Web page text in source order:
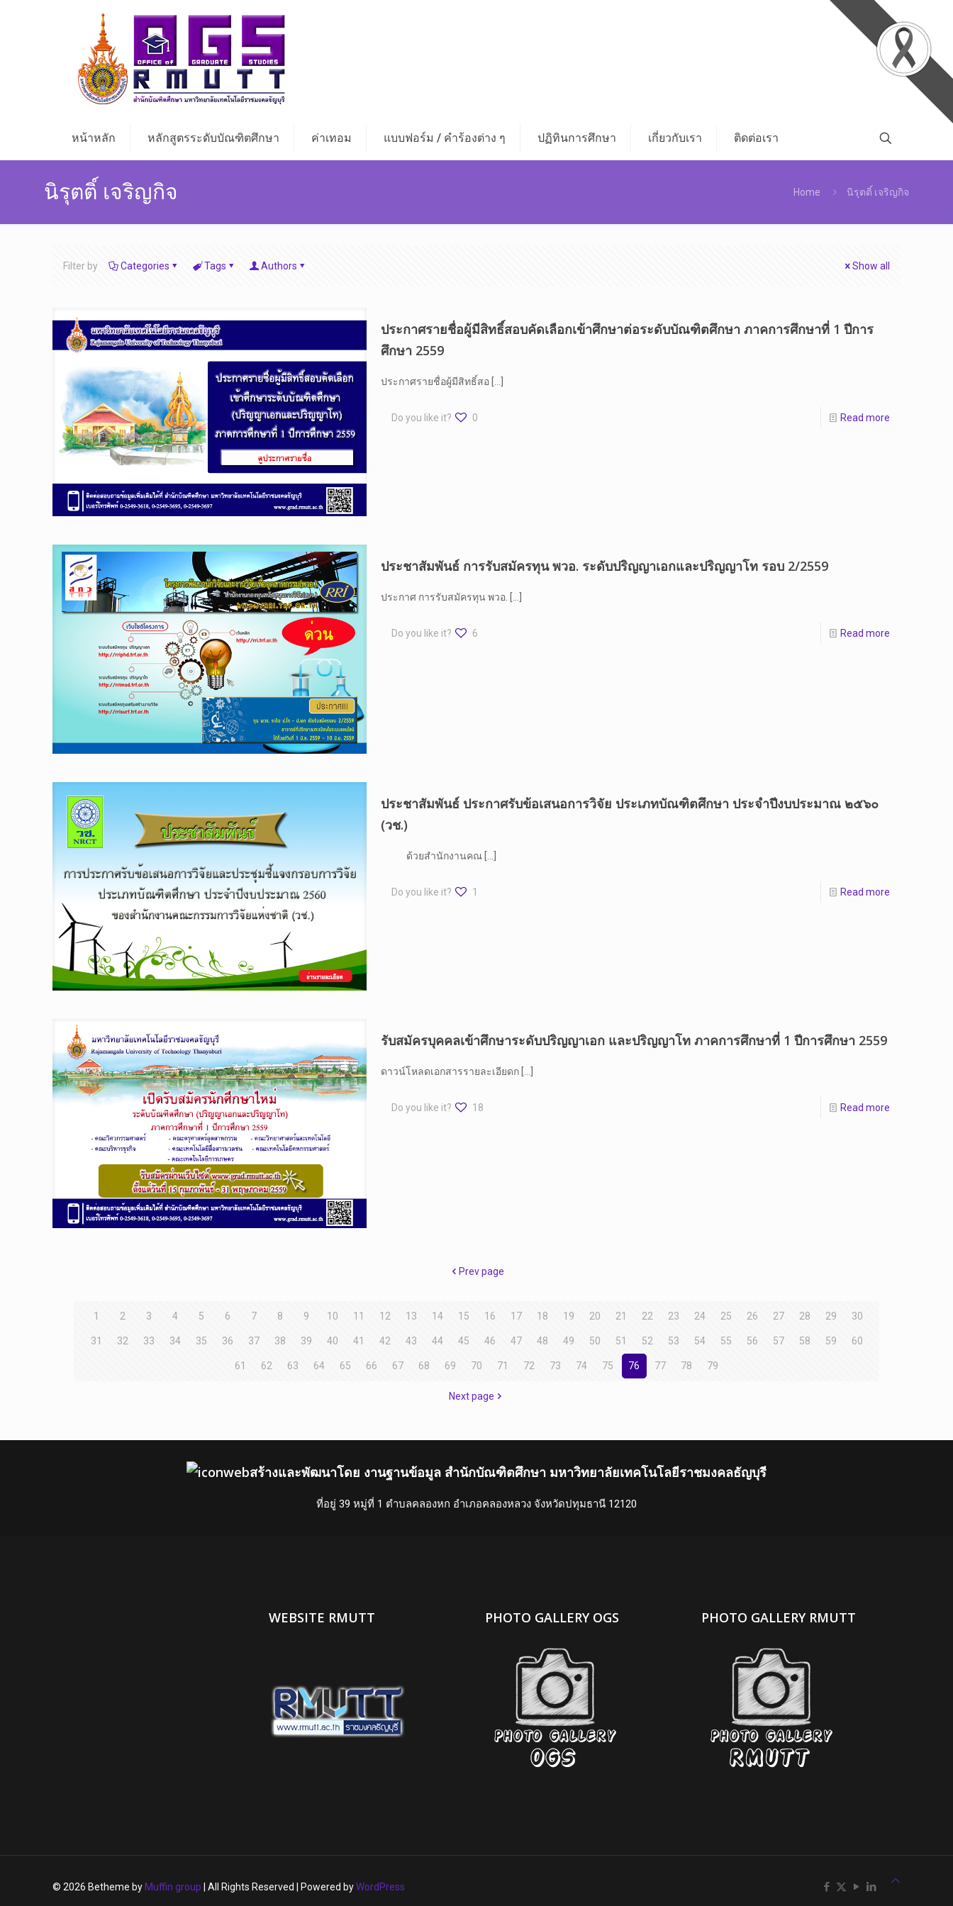
หน้าหลัก หลักสูตรระดับบัณฑิตศึกษา ค่าเทอม แบบฟอร์ม / คำร้องต่าง ๆ ปฏิทินการศึกษา เกี่ยวกับเรา ติดต่อเรา
นิรุตติ์ เจริญกิจ Home นิรุตติ์ เจริญกิจ
Filter by Categories Tags Authors Show all
ประกาศรายชื่อผู้มีสิทธิ์สอบคัดเลือกเข้าศึกษาต่อระดับบัณฑิตศึกษา ภาคการศึกษาที่ 1 ปีการ
ศึกษา 2559
ประกาศรายชื่อผู้มีสิทธิ์สอ[…]
Do you like it? 0 Read more
ประชาสัมพันธ์ การรับสมัครทุน พวอ. ระดับปริญญาเอกและปริญญาโท รอบ 2/2559
ประกาศ การรับสมัครทุน พวอ. […]
Do you like it? 6 Read more
ประชาสัมพันธ์ ประกาศรับข้อเสนอการวิจัย ประเภทบัณฑิตศึกษา ประจำปีงบประมาณ ๒๕๖๐
(วช.)
ด้วยสำนักงานคณ[…]
Do you like it? 1 Read more
รับสมัครบุคคลเข้าศึกษาระดับปริญญาเอก และปริญญาโท ภาคการศึกษาที่ 1 ปีการศึกษา 2559
ดาวน์โหลดเอกสารรายละเอียดก[…]
Do you like it? 18 Read more
Prev page
1 2 3 4 5 6 7 8 9 10 11 12 13 14 15 16 17 18 19 20 21 22 23 24 25 26 27 28 29 30
31 32 33 34 35 36 37 38 39 40 41 42 43 44 45 46 47 48 49 50 51 52 53 54 55 56 57 58 59 60
61 62 63 64 65 66 67 68 69 70 71 72 73 74 75 76 77 78 79
Next page
สร้างและพัฒนาโดย งานฐานข้อมูล สำนักบัณฑิตศึกษา มหาวิทยาลัยเทคโนโลยีราชมงคลธัญบุรี
ที่อยู่ 39 หมู่ที่ 1 ตำบลคลองหก อำเภอคลองหลวง จังหวัดปทุมธานี 12120
WEBSITE RMUTT PHOTO GALLERY OGS PHOTO GALLERY RMUTT
© 2026 Betheme by Muffin group | All Rights Reserved | Powered byWordPress